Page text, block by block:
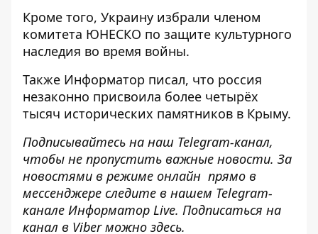
Кроме того, Украину избрали членом
комитета ЮНЕСКО по защите культурного
наследия во время войны.
Также Информатор писал, что россия
незаконно присвоила более четырёх
тысяч исторических памятников в Крыму.
Подписывайтесь на наш Telegram-канал,
чтобы не пропустить важные новости. За
новостями в режиме онлайн прямо в
мессенджере следите в нашем Telegram-
канале Информатор Live. Подписаться на
канал в Viber можно здесь.